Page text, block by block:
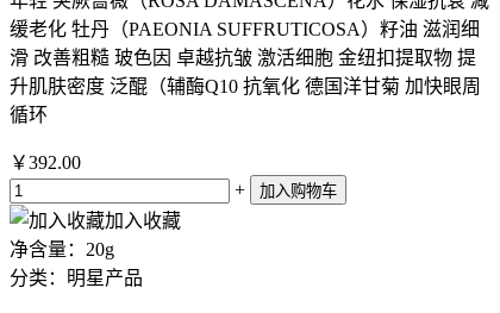
缓老化 牡丹（PAEONIA SUFFRUTICOSA）籽油 滋润细
滑 改善粗糙 玻色因 卓越抗皱 激活细胞 金纽扣提取物 提
升肌肤密度 泛醌（辅酶Q10 抗氧化 德国洋甘菊 加快眼周
循环
￥392.00
+
加入收藏
净含量：20g
分类：明星产品